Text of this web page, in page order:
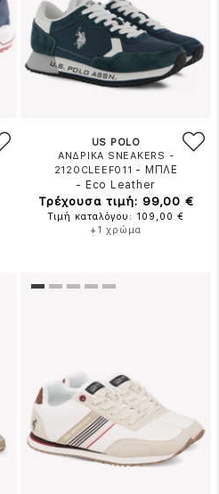
US POLO
ΑΝΔΡΙΚΑ SNEAKERS -
2120CLEEF011 - ΜΠΛΕ
- Eco Leather
Τρέχουσα τιμή: 99,00 €
Τιμή καταλόγου: 109,00 €
+1 χρώμα